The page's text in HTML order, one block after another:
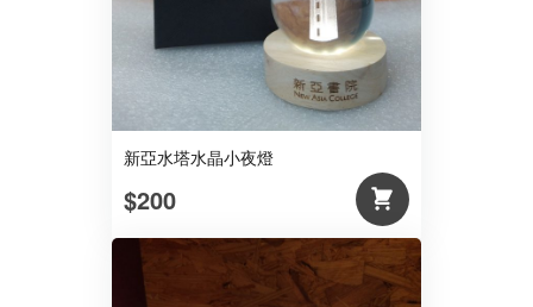
新亞水塔水晶小夜燈
$200